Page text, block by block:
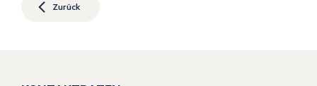
Zurück